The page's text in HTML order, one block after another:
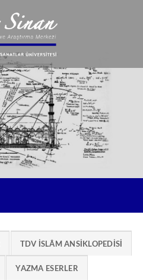
TDV İSLÂM ANSİKLOPEDİSİ
YAZMA ESERLER